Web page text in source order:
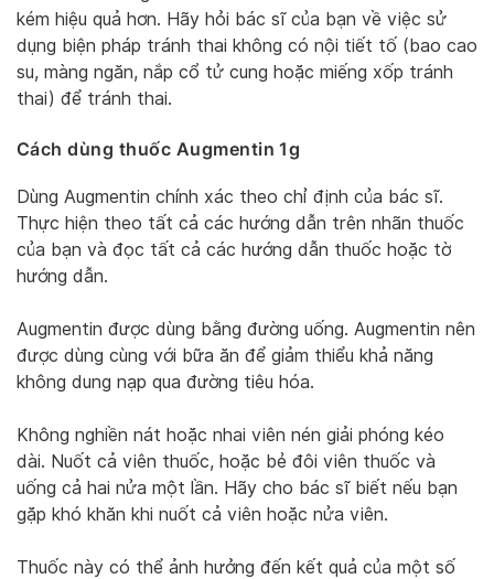
kém hiệu quả hơn. Hãy hỏi bác sĩ của bạn về việc sử
dụng biện pháp tránh thai không có nội tiết tố (bao cao
su, màng ngăn, nắp cổ tử cung hoặc miếng xốp tránh
thai) để tránh thai.
Cách dùng thuốc Augmentin 1g
Dùng Augmentin chính xác theo chỉ định của bác sĩ.
Thực hiện theo tất cả các hướng dẫn trên nhãn thuốc
của bạn và đọc tất cả các hướng dẫn thuốc hoặc tờ
hướng dẫn.
Augmentin được dùng bằng đường uống. Augmentin nên
được dùng cùng với bữa ăn để giảm thiểu khả năng
không dung nạp qua đường tiêu hóa.
Không nghiền nát hoặc nhai viên nén giải phóng kéo
dài. Nuốt cả viên thuốc, hoặc bẻ đôi viên thuốc và
uống cả hai nửa một lần. Hãy cho bác sĩ biết nếu bạn
gặp khó khăn khi nuốt cả viên hoặc nửa viên.
Thuốc này có thể ảnh hưởng đến kết quả của một số